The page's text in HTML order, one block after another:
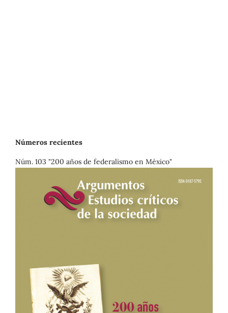
Números recientes
Núm. 103 "200 años de federalismo en México"